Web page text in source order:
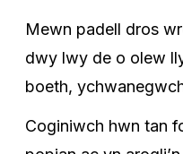
Mewn padell dros
dwy lwy de o olew
boeth,
Coginiwch hwn tan